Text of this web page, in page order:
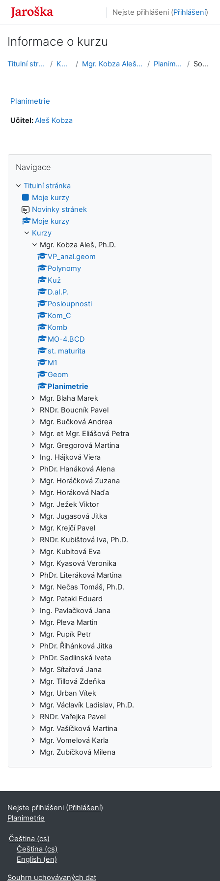
Přejít k hlavnímu obsahu
Nejste přihlášeni (Přihlášení)
Informace o kurzu
Titulní stránka Kurzy Mgr. Kobza Aleš, Ph.D. Planimetrie Souhrn
Planimetrie
Učitel:Aleš Kobza
Navigace
Titulní stránka
Moje kurzy
Novinky stránek
Moje kurzy
Kurzy
Mgr. Kobza Aleš, Ph.D.
VP_anal.geom
Polynomy
Kuž
D.aI.P.
Posloupnosti
Kom_C
Komb
MO-4.BCD
st. maturita
M1
Geom
Planimetrie
Mgr. Blaha Marek
RNDr. Boucník Pavel
Mgr. Bučková Andrea
Mgr. et Mgr. Eliášová Petra
Mgr. Gregorová Martina
Ing. Hájková Viera
PhDr. Hanáková Alena
Mgr. Horáčková Zuzana
Mgr. Horáková Naďa
Mgr. Ježek Viktor
Mgr. Jugasová Jitka
Mgr. Krejčí Pavel
RNDr. Kubištová Iva, Ph.D.
Mgr. Kubitová Eva
Mgr. Kyasová Veronika
PhDr. Literáková Martina
Mgr. Nečas Tomáš, Ph.D.
Mgr. Pataki Eduard
Ing. Pavlačková Jana
Mgr. Pleva Martin
Mgr. Pupík Petr
PhDr. Řihánková Jitka
PhDr. Sedlinská Iveta
Mgr. Sítařová Jana
Mgr. Tillová Zdeňka
Mgr. Urban Vítek
Mgr. Václavík Ladislav, Ph.D.
RNDr. Vařejka Pavel
Mgr. Vašíčková Martina
Mgr. Vomelová Karla
Mgr. Zubíčková Milena
Nejste přihlášeni (Přihlášení)
Planimetrie
Čeština ‎(cs)‎
Čeština ‎(cs)‎
English ‎(en)‎
Souhrn uchovávaných dat